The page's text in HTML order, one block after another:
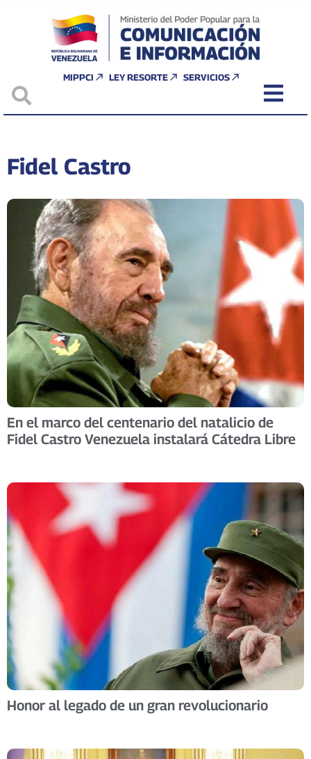
MIPPCI LEY RESORTE SERVICIOS
Fidel Castro
En el marco del centenario del natalicio de
Fidel Castro Venezuela instalará Cátedra Libre
Honor al legado de un gran revolucionario